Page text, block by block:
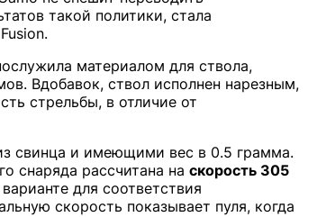
такой политики, стала
материалом для ствола,
Вдобавок, ствол исполнен нарезным,
стрельбы, в отличие от
свинца и имеющими вес в 0.5 грамма.
снаряда рассчитана на скорость 305
для соответствия
скорость показывает пуля, когда